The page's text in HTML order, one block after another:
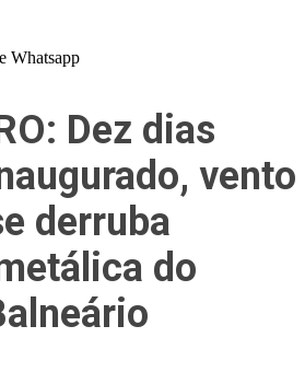
Whatsapp
Dez dias
vento
derruba
do